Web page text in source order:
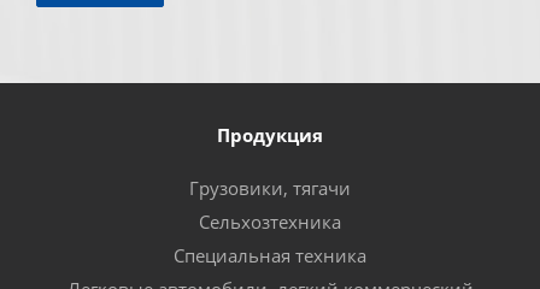
Продукция
Грузовики, тягачи
Сельхозтехника
Специальная техника